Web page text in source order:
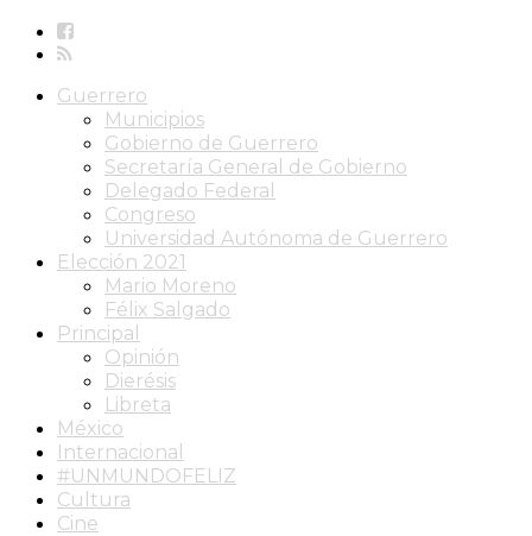
Guerrero
Municipios
Gobierno de Guerrero
Secretaría General de Gobierno
Delegado Federal
Congreso
Universidad Autónoma de Guerrero
Elección 2021
Mario Moreno
Félix Salgado
Principal
Opinión
Dierésis
Libreta
México
Internacional
#UNMUNDOFELIZ
Cultura
Cine